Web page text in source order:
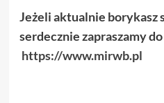
Jeżeli aktualnie borykasz
serdecznie zapraszamy
https://www.mirwb.pl